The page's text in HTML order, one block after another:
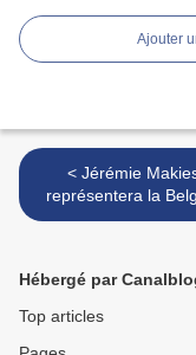
Ajouter
< Jérémie Makiese
représentera la
lors de l'Eurovision
Hébergé par
Top articles